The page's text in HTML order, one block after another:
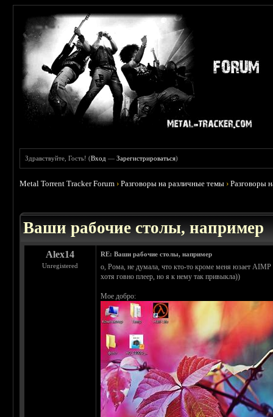
Здравствуйте, Гость! (Вход —Зарегистрироваться)
Metal Torrent Tracker Forum ›Разговоры на различные темы ›Разговоры
Ваши рабочие столы, например
Alex14
Unregistered
RE: Ваши рабочие столы, например
о, Рома, не думала, что кто-то кроме меня юзает AIMP
хотя говно плеер, но я к нему так привыкла))
Мое добро: